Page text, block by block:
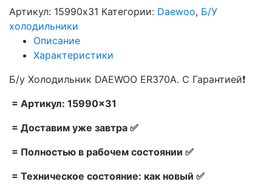
Артикул: 15990x31 Категории: Daewoo, Б/У
холодильники
Описание
Характеристики
Б/у Холодильник DAEWOO ER370A. С Гарантией❗
= Артикул: 15990×31
= Доставим уже завтра ✅
= Полностью в рабочем состоянии ✅
= Техническое состояние: как новый ✅